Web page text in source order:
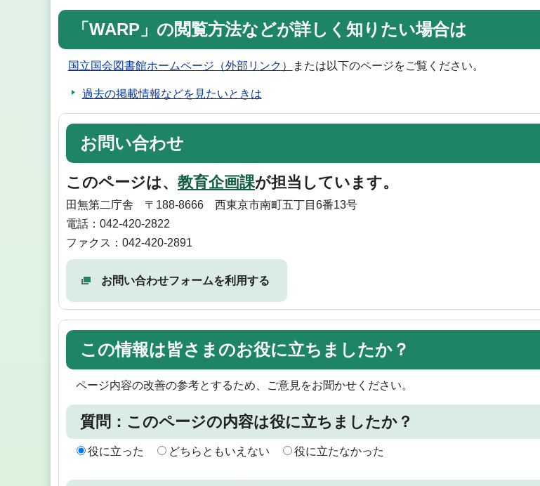
「WARP」の閲覧方法などが詳しく知りたい場合は
国立国会図書館ホームページ（外部リンク） または以下のページをご覧ください。
過去の掲載情報などを見たいときは
お問い合わせ
このページは、 教育企画課が担当しています。
田無第二庁舎 〒188-8666 西東京市南町五丁目6番13号
電話：042-420-2822
ファクス：042-420-2891
お問い合わせフォームを利用する
この情報は皆さまのお役に立ちましたか？
ページ内容の改善の参考とするため、ご意見をお聞かせください。
質問：このページの内容は役に立ちましたか？
役に立った どちらともいえない 役に立たなかった